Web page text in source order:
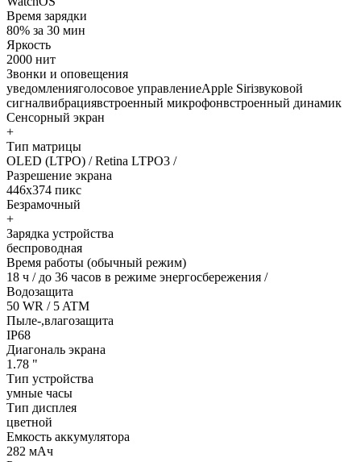
Время зарядки
80% за 30 мин
Яркость
2000 нит
Звонки и оповещения
уведомленияголосовое управлениеApple Siriзвуковой
сигналвибрациявстроенный микрофонвстроенный динамик
Сенсорный экран
+
Тип матрицы
OLED (LTPO) / Retina LTPO3 /
Разрешение экрана
446x374 пикс
Безрамочный
+
Зарядка устройства
беспроводная
Время работы (обычный режим)
18 ч / до 36 часов в режиме энергосбережения /
Водозащита
50 WR / 5 ATM
Пыле-,влагозащита
IP68
Диагональ экрана
1.78 "
Тип устройства
умные часы
Тип дисплея
цветной
Емкость аккумулятора
282 мАч